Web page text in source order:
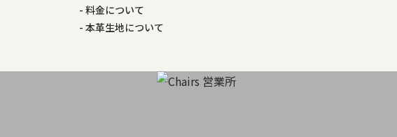
料金について
本革生地について